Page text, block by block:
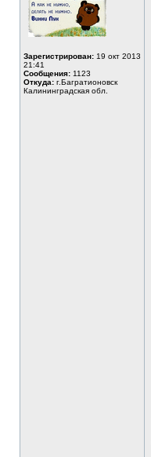
Зарегистрирован: 19 окт 2013
21:41
Сообщения: 1123
Откуда: г.Багратионовск
Калининградская обл.